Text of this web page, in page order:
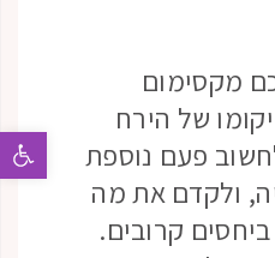
מקסימום
של הירח
פעם נוספת
ולקדם את מה
קרובים.